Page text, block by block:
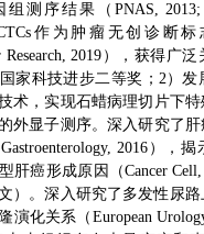
测序结果（PNAS, 2013;
作为肿瘤无创诊断
Research, 2019），获得广
家科技进步二等奖；2）
术，实现石蜡病理切片下
外显子测序。深入研究了
2016），
肝癌形成原因（Cancer
）。深入研究了多发性尿
演化关系（European